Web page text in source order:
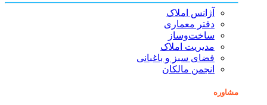
آژانس املاک
دفتر معماری
ساخت‌وساز
مدیریت املاک
فضای سبز و باغبانی
انجمن مالکان
مشاوره